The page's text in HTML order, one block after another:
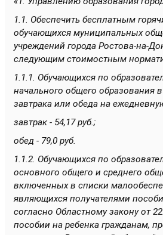
1.1. Обеспечить бесплатным
обучающихся муниципальных
учреждений города Ростова-на-
следующим стоимостным
1.1.1. Обучающихся по
начального общего образования
завтрака или обеда на
завтрак - 54,17 руб.;
обед - 79,0 руб.
1.1.2. Обучающихся по
основного общего и среднего
включенных в списки
являющихся получателями
согласно Областному закону от
пособии на ребенка гражданам,